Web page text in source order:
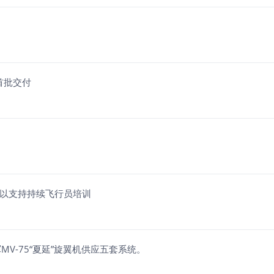
批交付
支持持续飞行员培训
75“夏延”旋翼机供应五套系统。